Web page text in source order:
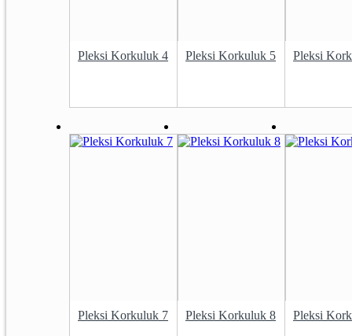
Pleksi Korkuluk 4 Pleksi Korkuluk 5 Pleksi
Pleksi Korkuluk 7 Pleksi Korkuluk 8 Pleksi